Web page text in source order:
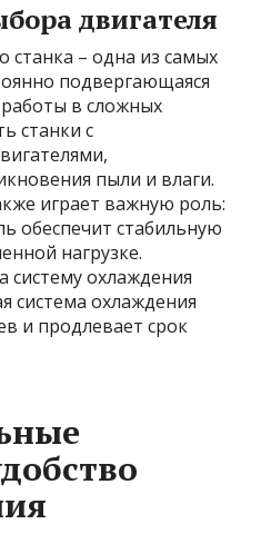
двигателя
станка – одна из самых
подвергающаяся
в сложных
станки с
пыли и влаги.
играет важную роль:
обеспечит стабильную
нагрузке.
охлаждения
система охлаждения
и продлевает срок